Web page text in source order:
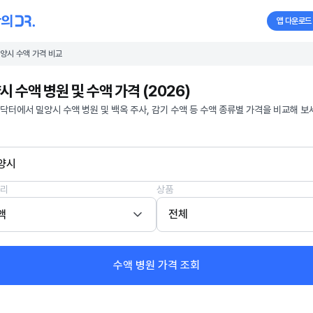
앱 다운로드
시 수액 가격 비교
수액 병원 및 수액 가격 (2026)
터에서 밀양시 수액 병원 및 백옥 주사, 감기 수액 등 수액 종류별 가격을 비교해 보
시
상품
전체
수액 병원 가격 조회